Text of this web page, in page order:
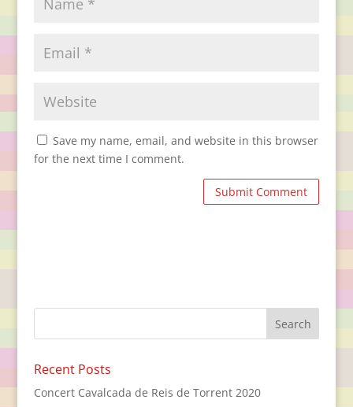
Save my name, email, and website in this browser
for the next time I comment.
Recent Posts
Concert Cavalcada de Reis de Torrent 2020